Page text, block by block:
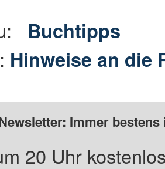
Buchtipps
Hinweise an die
Immer
20 Uhr